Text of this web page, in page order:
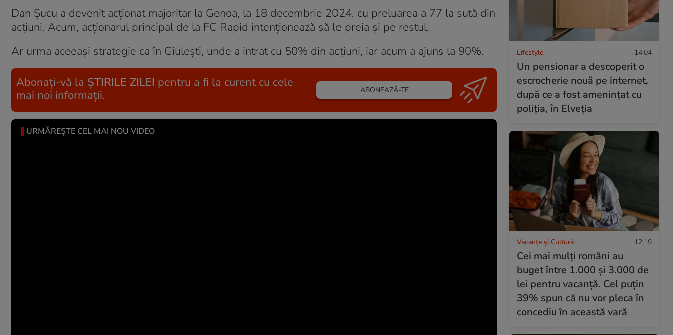
Dan Șucu a devenit acționat majoritar la Genoa, la 18 decembrie 2024, cu preluarea a 77 la sută din
acțiuni. Acum, acționarul principal de la FC Rapid intenționează să le preia și pe restul.
Ar urma aceeași strategie ca în Giulești, unde a intrat cu 50% din acțiuni, iar acum a ajuns la 90%.
Abonați-vă la ȘTIRILE ZILEI pentru a fi la curent cu cele
mai noi informații.
ABONEAZĂ-TE
URMĂREȘTE CEL MAI NOU VIDEO
Lifestyle 14:04
Un pensionar a descoperit o
escrocherie nouă pe internet,
după ce a fost amenințat cu
poliția, în Elveția
Vacanțe și Cultură 12:19
Cei mai mulți români au
buget între 1.000 și 3.000 de
lei pentru vacanță. Cel puțin
39% spun că nu vor pleca în
concediu în această vară